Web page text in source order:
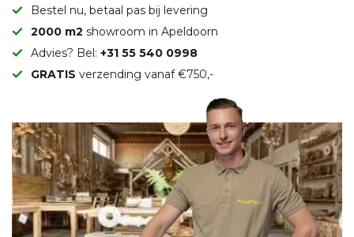
Bestel nu, betaal pas bij levering
2000 m2 showroom in Apeldoorn
Advies? Bel: +31 55 540 0998
GRATIS verzending vanaf €750,-